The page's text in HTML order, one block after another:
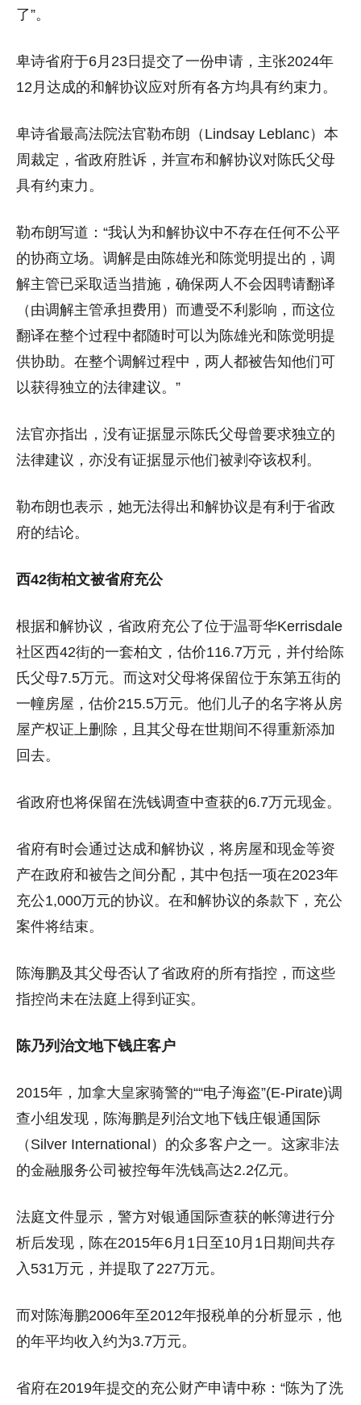
了”。
卑诗省府于6月23日提交了一份申请，主张2024年
12月达成的和解协议应对所有各方均具有约束力。
卑诗省最高法院法官勒布朗（Lindsay Leblanc）本
周裁定，省政府胜诉，并宣布和解协议对陈氏父母
具有约束力。
勒布朗写道：“我认为和解协议中不存在任何不公平
的协商立场。调解是由陈雄光和陈觉明提出的，调
解主管已采取适当措施，确保两人不会因聘请翻译
（由调解主管承担费用）而遭受不利影响，而这位
翻译在整个过程中都随时可以为陈雄光和陈觉明提
供协助。在整个调解过程中，两人都被告知他们可
以获得独立的法律建议。”
法官亦指出，没有证据显示陈氏父母曾要求独立的
法律建议，亦没有证据显示他们被剥夺该权利。
勒布朗也表示，她无法得出和解协议是有利于省政
府的结论。
西42街柏文被省府充公
根据和解协议，省政府充公了位于温哥华Kerrisdale
社区西42街的一套柏文，估价116.7万元，并付给陈
氏父母7.5万元。而这对父母将保留位于东第五街的
一幢房屋，估价215.5万元。他们儿子的名字将从房
屋产权证上删除，且其父母在世期间不得重新添加
回去。
省政府也将保留在洗钱调查中查获的6.7万元现金。
省府有时会通过达成和解协议，将房屋和现金等资
产在政府和被告之间分配，其中包括一项在2023年
充公1,000万元的协议。在和解协议的条款下，充公
案件将结束。
陈海鹏及其父母否认了省政府的所有指控，而这些
指控尚未在法庭上得到证实。
陈乃列治文地下钱庄客户
2015年，加拿大皇家骑警的““电子海盗”(E-Pirate)调
查小组发现，陈海鹏是列治文地下钱庄银通国际
（Silver International）的众多客户之一。这家非法
的金融服务公司被控每年洗钱高达2.2亿元。
法庭文件显示，警方对银通国际查获的帐簿进行分
析后发现，陈在2015年6月1日至10月1日期间共存
入531万元，并提取了227万元。
而对陈海鹏2006年至2012年报税单的分析显示，他
的年平均收入约为3.7万元。
省府在2019年提交的充公财产申请中称：“陈为了洗